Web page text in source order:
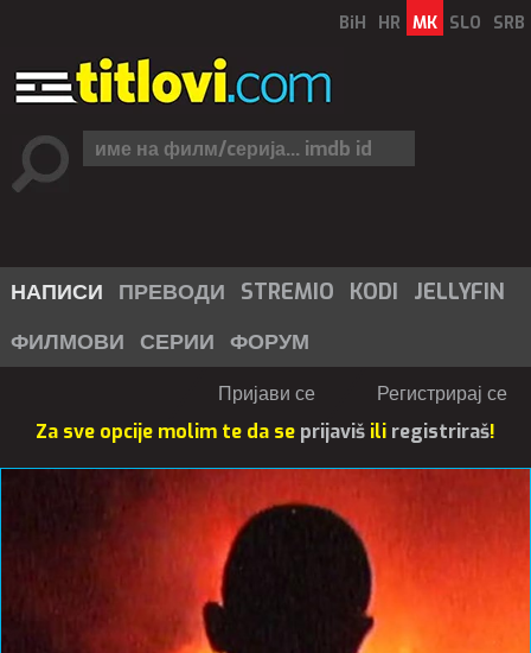
BiH HR MK SLO SRB
НАПИСИ ПРЕВОДИ STREMIO KODI
JELLYFIN
ФИЛМОВИ СЕРИИ ФОРУМ
Пријави се
Регистрирај се
Za sve opcije molim te da se prijaviš ili registriraš!